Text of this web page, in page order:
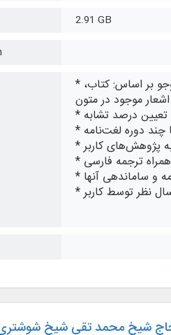
2.91 GB
* بهره‌مندی از موتور جست‌وجوی پیشرفته نور، با قابلیت‌های: اولویت‌دهی پیشرفته به پاسخ‌ها، پالایش نتایج جست‌وجو بر اساس: کتاب،
موجود در متون
تعیین درصد تشابه
چند دوره لغت‌نامه
پژوهش‌های کاربر
ترجمه فارسی
و ساماندهی آنها
نظر توسط کاربر
حاج شیخ محمد تقی شیخ